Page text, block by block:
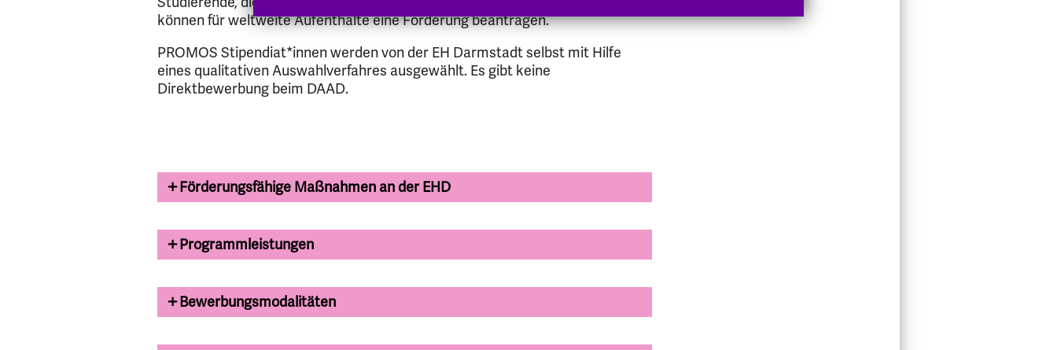
können für weltweite Aufenthalte eine Förderung beantragen.
PROMOS Stipendiat*innen werden von der EH Darmstadt selbst mit Hilfe
eines qualitativen Auswahlverfahres ausgewählt. Es gibt keine
Direktbewerbung beim DAAD.
Förderungsfähige Maßnahmen an der EHD
Programmleistungen
Bewerbungsmodalitäten